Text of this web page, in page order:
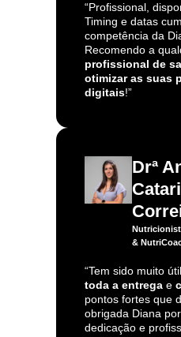
“Profissional,
Timing e datas
competência da
Recomendo a
profissional de
otimizar as suas
digitais!”
Drª
&
“Tem sido muito
toda a entregae
pontos fortes que
obrigada Diana
dedicação e